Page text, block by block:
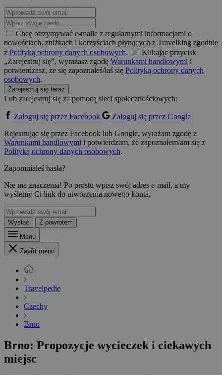
Chcę otrzymywać e-maile z regularnymi informacjami o
nowościach, zniżkach i korzyściach płynących z Travelking zgodnie
z Polityką ochrony danych osobowych.
Klikając przycisk
„Zarejestruj się”, wyrażasz zgodę Warunkami handlowymi i
potwierdzasz, że się zapoznałeś/łaś się Polityką ochrony danych
osobowych.
Zarejestruj się teraz
Lub zarejestruj się za pomocą sieci społecznościowych:
Zaloguj się przez Facebook
Zaloguj się przez Google
Rejestrując się przez Facebook lub Google, wyrażam zgodę z
Warunkami handlowymi i potwierdzam, że zapoznałem/am się z
Polityką ochrony danych osobowych.
Zapomniałeś hasła?
Nie ma znaczenia! Po prostu wpisz swój adres e-mail, a my
wyślemy Ci link do utworzenia nowego konta.
Wysłać
Z powrotem
Menu
Zavřít menu
Travelpedie
Czechy
Brno
Brno: Propozycje wycieczek i ciekawych
miejsc